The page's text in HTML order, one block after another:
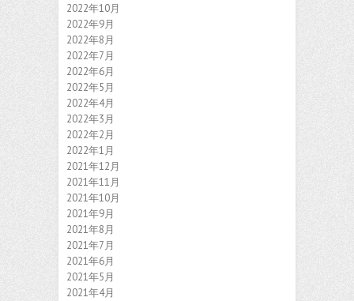
2022年10月
2022年9月
2022年8月
2022年7月
2022年6月
2022年5月
2022年4月
2022年3月
2022年2月
2022年1月
2021年12月
2021年11月
2021年10月
2021年9月
2021年8月
2021年7月
2021年6月
2021年5月
2021年4月